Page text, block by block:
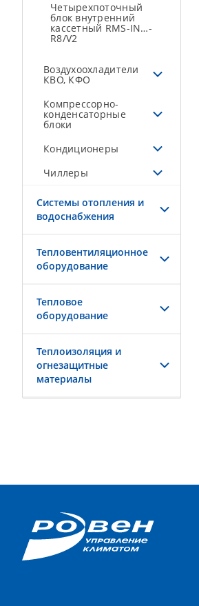
Четырехпоточный
блок внутренний
кассетный RMS-IN…-
R8/V2
Воздухоохладители
КВО, КФО
Компрессорно-
конденсаторные
блоки
Кондиционеры
Чиллеры
Системы отопления и
водоснабжения
Тепловентиляционное
оборудование
Тепловое
оборудование
Теплоизоляция и
огнезащитные
материалы